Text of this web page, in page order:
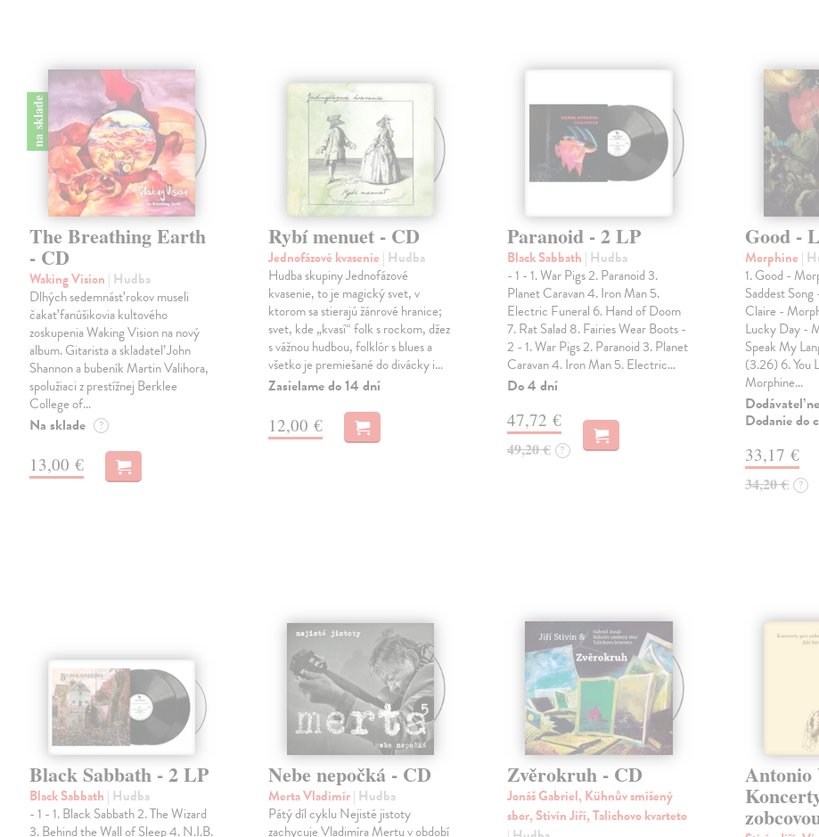
na sklade
The Breathing Earth
- CD
Waking Vision | Hudba
Dlhých sedemnásť rokov museli
čakať fanúšikovia kultového
zoskupenia Waking Vision na nový
album. Gitarista a skladateľ John
Shannon a bubeník Martin Valihora,
spolužiaci z prestížnej Berklee
College of…
Na sklade ?
13,00 €
Rybí menuet - CD
Jednofázové kvasenie | Hudba
Hudba skupiny Jednofázové
kvasenie, to je magický svet, v
ktorom sa stierajú žánrové hranice;
svet, kde „kvasí“ folk s rockom, džez
s vážnou hudbou, folklór s blues a
všetko je premiešané do divácky i…
Zasielame do 14 dní
12,00 €
Paranoid - 2 LP
Black Sabbath | Hudba
- 1 - 1. War Pigs 2. Paranoid 3.
Planet Caravan 4. Iron Man 5.
Electric Funeral 6. Hand of Doom
7. Rat Salad 8. Fairies Wear Boots -
2 - 1. War Pigs 2. Paranoid 3. Planet
Caravan 4. Iron Man 5. Electric…
Do 4 dní
47,72 €
49,20 € ?
Good -
Morphine |
1. Good -
Saddest
Claire -
Lucky Day -
Speak My
(3.26) 6. You
Morphine…
Dodávateľ
Dodanie do
33,17 €
34,20 € ?
Black Sabbath - 2 LP
Black Sabbath | Hudba
- 1 - 1. Black Sabbath 2. The Wizard
3. Behind the Wall of Sleep 4. N.I.B.
Nebe nepočká - CD
Merta Vladimír| Hudba
Pátý díl cyklu Nejisté jistoty
zachycuje Vladimíra Mertu v období
Zvěrokruh - CD
Jonáš Gabriel, Kühnův smíšený
sbor, Stivín Jiří, Talichovo kvarteto